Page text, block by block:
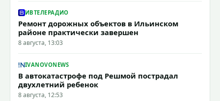
ИВТЕЛЕРАДИО
Ремонт дорожных объектов в Ильинском
районе практически завершен
8 августа, 13:03
IVANOVONEWS
В автокатастрофе под Решмой пострадал
двухлетний ребенок
8 августа, 12:53